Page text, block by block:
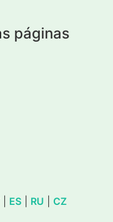
páginas
ES RU CZ